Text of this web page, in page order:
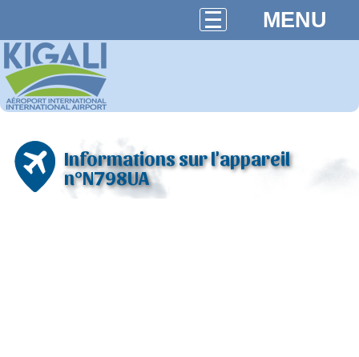
MENU
Informations sur l'appareil
n°N798UA